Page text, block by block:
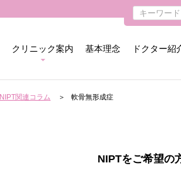
クリニック案内 基本理念 ドクター紹
NIPT関連コラム 軟骨無形成症
NIPTをご希望の